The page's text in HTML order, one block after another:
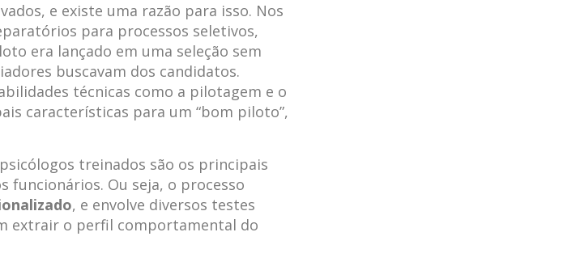
e existe uma razão para isso. Nos
para processos seletivos,
era lançado em uma seleção sem
buscavam dos candidatos.
técnicas como a pilotagem e o
características para um “bom piloto”,
treinados são os principais
funcionários. Ou seja, o processo
, e envolve diversos testes
extrair o perfil comportamental do